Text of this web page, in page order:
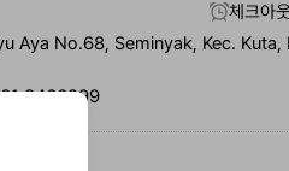
체크아
Aya No.68, Seminyak, Kec. Kuta,
8466999